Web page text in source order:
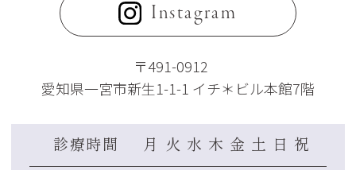
Instagram
〒491-0912
愛知県一宮市新生1-1-1 イチ＊ビル本館7階
診療時間 月 火 水 木 金 土 日 祝